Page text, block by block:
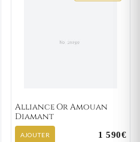
Alliance Or Amouan
Diamant
AJOUTER 1 590€